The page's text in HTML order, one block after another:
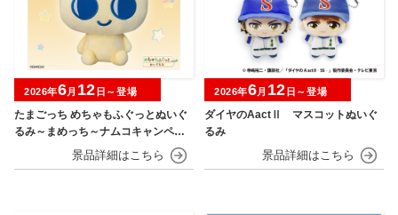
たまごっち めちゃもふぐっとぬいぐ
るみ～まめっち～ナムコキャンペー
2026年6月 12 日～登場
ダイヤのAactⅡ マスコットぬいぐ
るみ
2026年6月 12 日～登場